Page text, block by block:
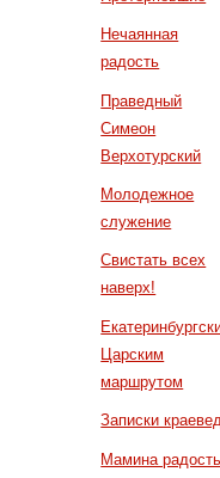
Нечаянная
радость
Праведный
Симеон
Верхотурский
Молодежное
служение
Свистать всех
наверх!
Царским
маршрутом
Записки
Мамина радость